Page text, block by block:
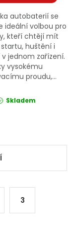
autobaterií se
ideální volbou pro
kteří chtějí mít
huštění i
jednom zařízení.
vysokému
proudu,...
Skladem
3